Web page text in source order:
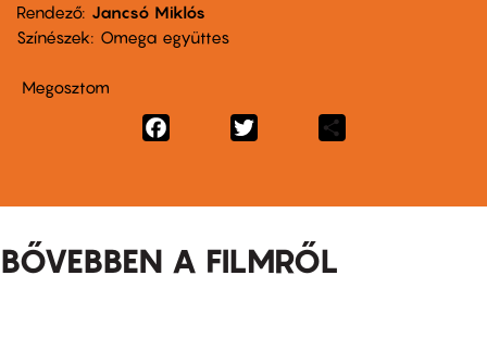
Rendező Jancsó Miklós
Színészek
Omega együttes
Megosztom
Facebook
BŐVEBBEN A FILMRŐL